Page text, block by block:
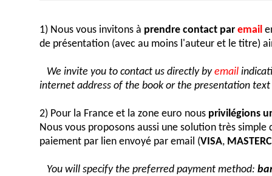
1) Nous vous invitons à prendre contact par email
de présentation (avec au moins l'auteur et le titre)
We invite you to contact us directly byemail
internet address of the book or the presentation
2) Pour la France et la zone euro nous privilégions
Nous vous proposons aussi une solution très simple
paiement par lien envoyé par email (VISA,
You will specify the preferred payment method: